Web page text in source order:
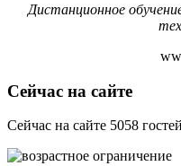
Дистанционное
Сейчас на сайте
Сейчас на сайте 5058